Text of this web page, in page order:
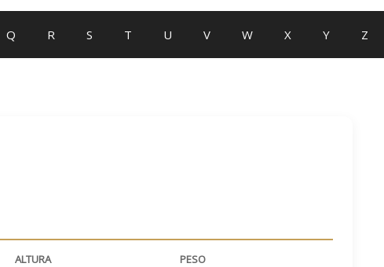
Q R S T U V W X Y Z
ALTURA PESO